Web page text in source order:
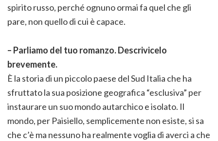
spirito russo, perché ognuno ormai fa quel che gli
pare, non quello di cui è capace.
– Parliamo del tuo romanzo. Descrivicelo
brevemente.
È la storia di un piccolo paese del Sud Italia che ha
sfruttato la sua posizione geografica “esclusiva” per
instaurare un suo mondo autarchico e isolato. Il
mondo, per Paisiello, semplicemente non esiste, si sa
che c’è ma nessuno ha realmente voglia di averci a che